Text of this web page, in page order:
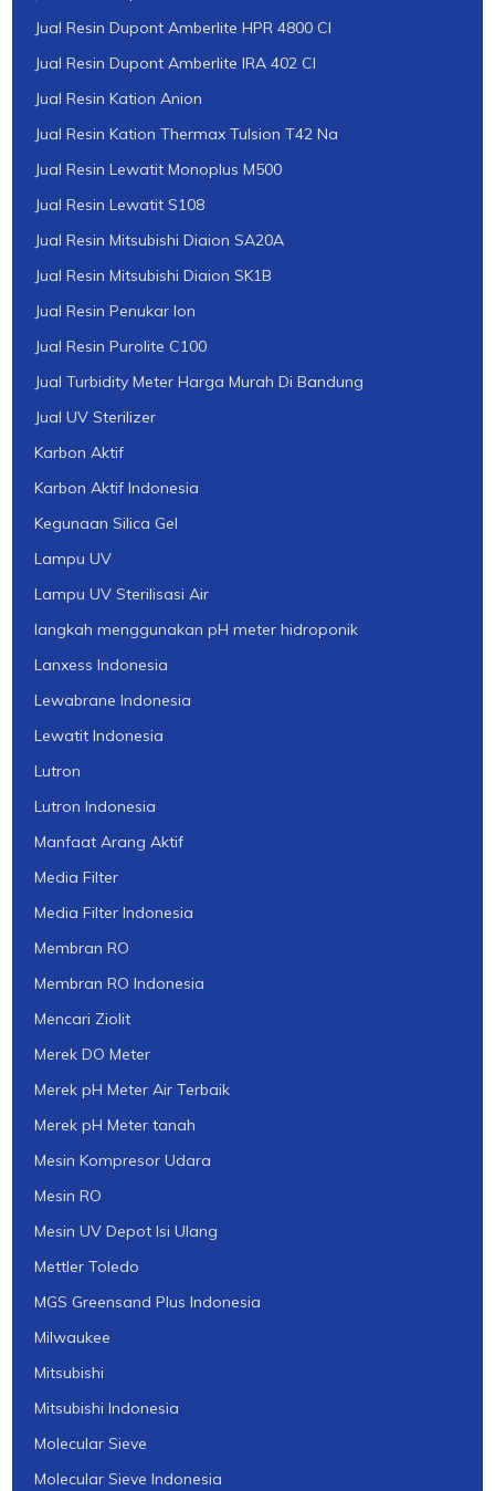
Jual Resin Dupont Amberlite HPR 4800 Cl
Jual Resin Dupont Amberlite IRA 402 Cl
Jual Resin Kation Anion
Jual Resin Kation Thermax Tulsion T42 Na
Jual Resin Lewatit Monoplus M500
Jual Resin Lewatit S108
Jual Resin Mitsubishi Diaion SA20A
Jual Resin Mitsubishi Diaion SK1B
Jual Resin Penukar Ion
Jual Resin Purolite C100
Jual Turbidity Meter Harga Murah Di Bandung
Jual UV Sterilizer
Karbon Aktif
Karbon Aktif Indonesia
Kegunaan Silica Gel
Lampu UV
Lampu UV Sterilisasi Air
langkah menggunakan pH meter hidroponik
Lanxess Indonesia
Lewabrane Indonesia
Lewatit Indonesia
Lutron
Lutron Indonesia
Manfaat Arang Aktif
Media Filter
Media Filter Indonesia
Membran RO
Membran RO Indonesia
Mencari Ziolit
Merek DO Meter
Merek pH Meter Air Terbaik
Merek pH Meter tanah
Mesin Kompresor Udara
Mesin RO
Mesin UV Depot Isi Ulang
Mettler Toledo
MGS Greensand Plus Indonesia
Milwaukee
Mitsubishi
Mitsubishi Indonesia
Molecular Sieve
Molecular Sieve Indonesia